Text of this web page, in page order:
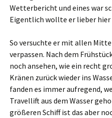
Wetterbericht und eines war
Eigentlich wollte er lieber hier
So versuchte er mit allen
verpassen. Nach dem
noch ansehen, wie ein recht
Kränen zurück wieder ins
fanden es immer aufregend,
Travellift aus dem Wasser
größeren Schiff ist das aber